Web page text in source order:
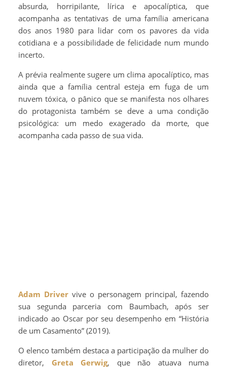
absurda, horripilante, lírica e apocalíptica, que
acompanha as tentativas de uma família americana
dos anos 1980 para lidar com os pavores da vida
cotidiana e a possibilidade de felicidade num mundo
incerto.
A prévia realmente sugere um clima apocalíptico, mas
ainda que a família central esteja em fuga de um
nuvem tóxica, o pânico que se manifesta nos olhares
do protagonista também se deve a uma condição
psicológica: um medo exagerado da morte, que
acompanha cada passo de sua vida.
Adam Driver vive o personagem principal, fazendo
sua segunda parceria com Baumbach, após ser
indicado ao Oscar por seu desempenho em “História
de um Casamento” (2019).
O elenco também destaca a participação da mulher do
diretor, Greta Gerwig, que não atuava numa